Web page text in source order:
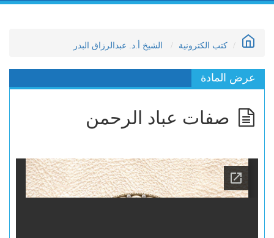
كتب الكترونية الشيخ أ.د. عبدالرزاق البدر
عرض المادة
صفات عباد الرحمن